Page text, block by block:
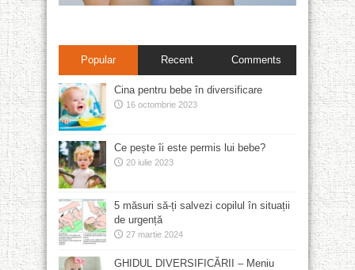
Popular Recent Comments
Cina pentru bebe în diversificare
16 octombrie 2023
Ce pește îi este permis lui bebe?
20 iulie 2023
5 măsuri să-ți salvezi copilul în situații
de urgență
27 martie 2024
GHIDUL DIVERSIFICĂRII – Meniu